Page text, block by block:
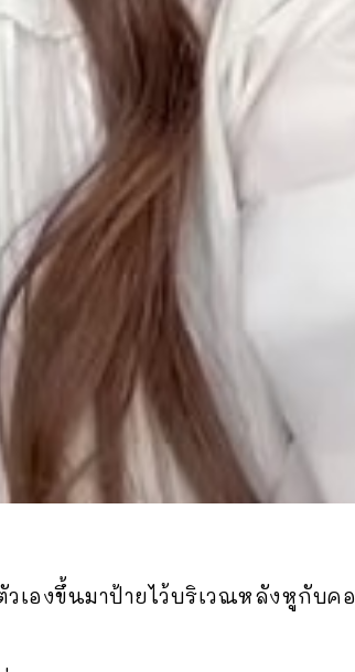
วเองขึ้นมาป้ายไว้บริเวณหลังหูกับคอ